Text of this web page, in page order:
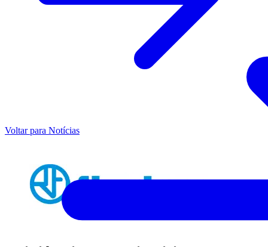
Voltar para Notícias